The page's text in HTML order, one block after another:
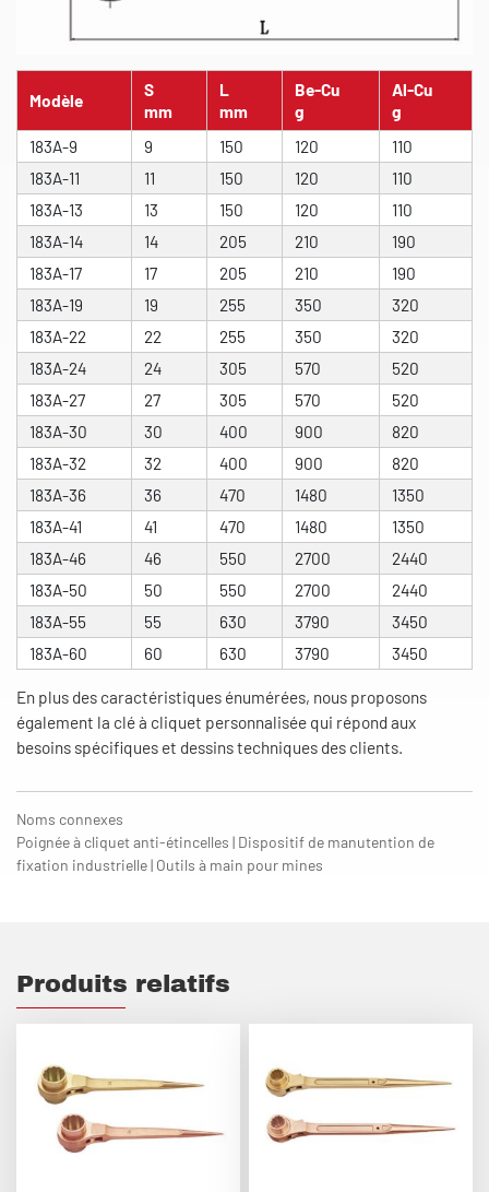
Modèle
S
mm
L
mm
Be-Cu
g
Al-Cu
g
183A-9
9 150 120
110
183A-11
11 150 120
110
183A-13
13 150 120
110
183A-14
14 205 210
190
183A-17
17 205 210
190
183A-19
19 255 350
320
183A-22
22 255 350
320
183A-24
24 305 570
520
183A-27
27 305 570
520
183A-30
30 400 900
820
183A-32
32 400 900
820
183A-36
36 470 1480
1350
183A-41
41 470 1480
1350
183A-46
46 550 2700
2440
183A-50
50 550 2700
2440
183A-55
55 630 3790
3450
183A-60
60 630 3790 3450
En plus des caractéristiques énumérées, nous proposons
également la clé à cliquet personnalisée qui répond aux
besoins spécifiques et dessins techniques des clients.
Noms connexes
Poignée à cliquet anti-étincelles | Dispositif de manutention de
fixation industrielle | Outils à main pour mines
Produits relatifs